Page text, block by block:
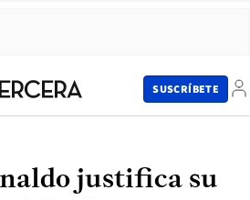
SUSCRÍBETE
justifica su